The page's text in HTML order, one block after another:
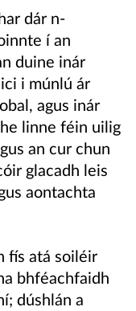
dár n-
í an
duine inár
i múnlú ár
agus inár
linne féin uilig
an cur chun
glacadh leis
aontachta
fís atá soiléir
bhféachfaidh
dúshlán a